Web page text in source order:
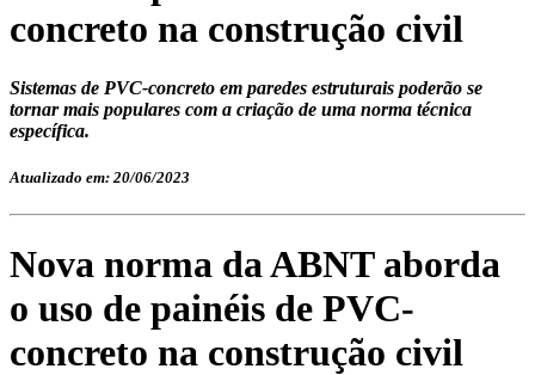
concreto na construção civil
Sistemas de PVC-concreto em paredes estruturais poderão se
tornar mais populares com a criação de uma norma técnica
específica.
Atualizado em: 20/06/2023
Nova norma da ABNT aborda
o uso de painéis de PVC-
concreto na construção civil